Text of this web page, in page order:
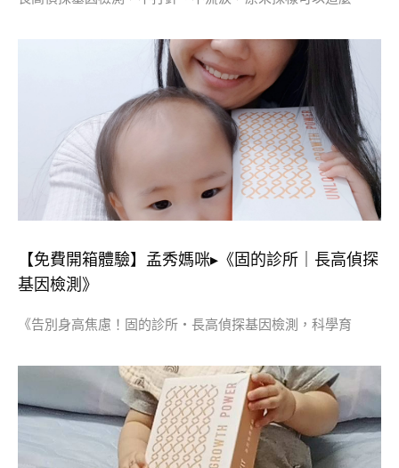
【免費開箱體驗】孟秀媽咪▸《固的診所｜長高偵探
基因檢測》
《告別身高焦慮！固的診所・長高偵探基因檢測，科學育